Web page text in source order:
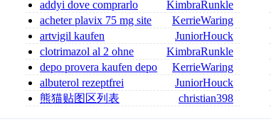
le site
KimbraRunkle
addyi dove comprarlo
KerrieWaring
acheter plavix 75 mg site
fiable
JuniorHouck
artvigil kaufen
KimbraRunkle
clotrimazol al 2 ohne
rezept clotrimazol creme ohn
KerrieWaring
depo provera kaufen depo
provera ohne rezept
JuniorHouck
albuterol rezeptfrei
albuterol sulfate kaufen
christian398
熊猫贴图区列表